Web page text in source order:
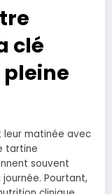
clé
leur matinée avec
tartine
souvent
journée. Pourtant,